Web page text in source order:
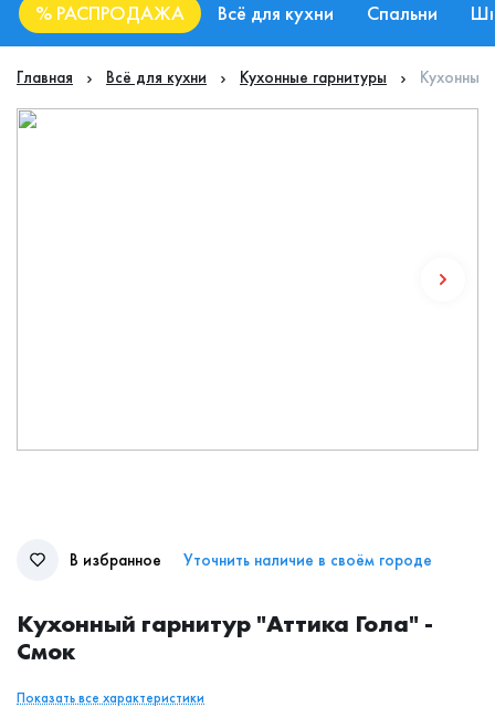
% РАСПРОДАЖА Всё для кухни Спальни
Главная Всё для кухни Кухонные гарнитуры
В избранное Уточнить наличие в своём городе
Кухонный гарнитур "Аттика Гола" -
Смок
Показать все характеристики